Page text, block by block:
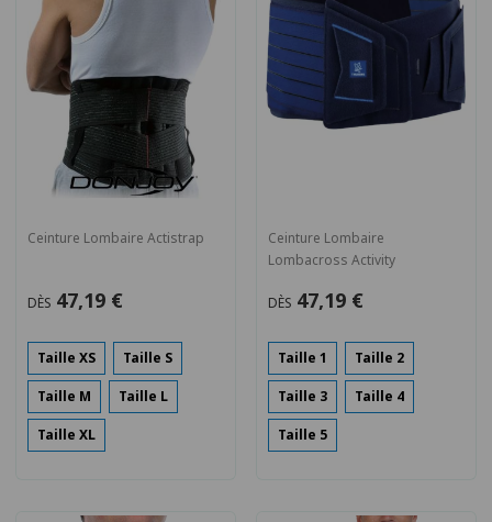
Ceinture Lombaire Actistrap
DÈS 47,19 €
Taille XS Taille S
Taille M Taille L
Taille XL
Ceinture Lombaire
Lombacross Activity
DÈS 47,19 €
Taille 1 Taille 2
Taille 3 Taille 4
Taille 5